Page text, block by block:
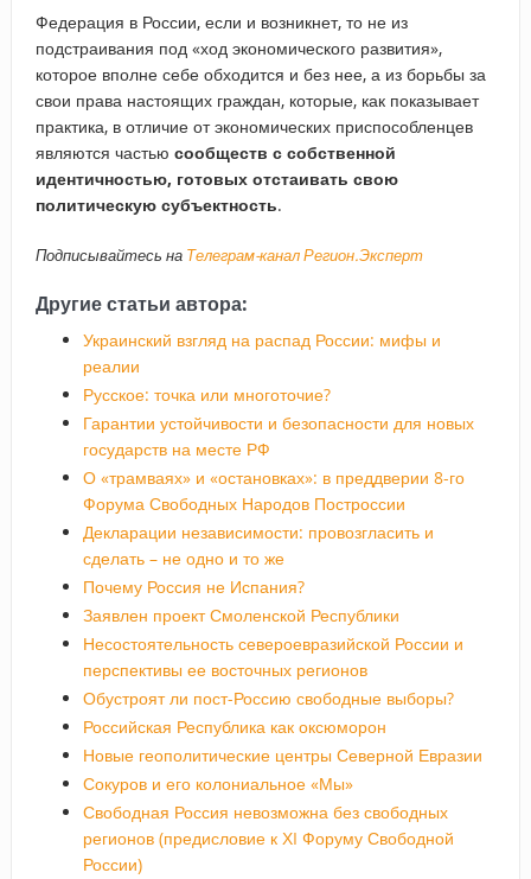
Федерация в России, если и возникнет, то не из
подстраивания под «ход экономического развития»,
которое вполне себе обходится и без нее, а из борьбы за
свои права настоящих граждан, которые, как показывает
практика, в отличие от экономических приспособленцев
являются частью сообществ с собственной
идентичностью, готовых отстаивать свою
политическую субъектность.
Подписывайтесь на Телеграм-канал Регион.Эксперт
Другие статьи автора:
Украинский взгляд на распад России: мифы и
реалии
Русское: точка или многоточие?
Гарантии устойчивости и безопасности для новых
государств на месте РФ
О «трамваях» и «остановках»: в преддверии 8-го
Форума Свободных Народов Построссии
Декларации независимости: провозгласить и
сделать – не одно и то же
Почему Россия не Испания?
Заявлен проект Смоленской Республики
Несостоятельность североевразийской России и
перспективы ее восточных регионов
Обустроят ли пост-Россию свободные выборы?
Российская Республика как оксюморон
Новые геополитические центры Северной Евразии
Сокуров и его колониальное «Мы»
Свободная Россия невозможна без свободных
регионов (предисловие к ХI Форуму Свободной
России)